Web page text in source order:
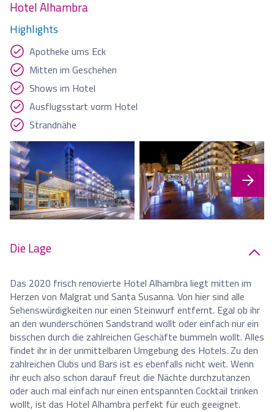
Hotel Alhambra
Highlights
Apotheke ums Eck
Mitten im Geschehen
Shows im Hotel
Ausflugsstart vorm Hotel
Strandnähe
Die Lage
Das 2020 frisch renovierte Hotel Alhambra liegt mitten im
Herzen von Malgrat und Santa Susanna. Von hier sind alle
Sehenswürdigkeiten nur einen Steinwurf entfernt. Egal ob ihr
an den wunderschönen Sandstrand wollt oder einfach nur ein
bisschen durch die zahlreichen Geschäfte bummeln wollt. Alles
findet ihr in der unmittelbaren Umgebung des Hotels. Zu den
zahlreichen Clubs und Bars ist es ebenfalls nicht weit. Wenn
ihr euch also schon darauf freut die Nächte durchzutanzen
oder auch mal einfach nur einen entspannten Cocktail trinken
wollt, ist das Hotel Alhambra perfekt für euch geeignet.